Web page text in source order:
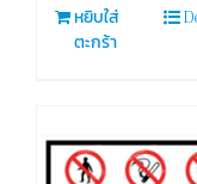
หยิบใส่
ตะกร้า